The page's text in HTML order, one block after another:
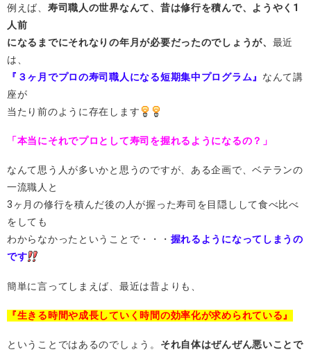
例えば、 寿司職人の世界なんて、昔は修行を積んで、ようやく1
人前
になるまでにそれなりの年月が必要だったのでしょうが、 最近
は、
『３ヶ月でプロの寿司職人になる短期集中プログラム』 なんて講
座が
当たり前のように存在します
「本当にそれでプロとして寿司を握れるようになるの？」
なんて思う人が多いかと思うのですが、ある企画で、ベテランの
一流職人と
3ヶ月の修行を積んだ後の人が握った寿司を目隠しして食べ比べ
をしても
わからなかったということで・・・ 握れるようになってしまうの
です
簡単に言ってしまえば、最近は昔よりも、
『生きる時間や成長していく時間の効率化が求められている』
ということではあるのでしょう。 それ自体はぜんぜん悪いことで